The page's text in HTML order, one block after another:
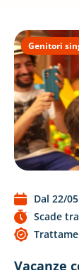
Genitori
Dal 22/
Scade
Vacanze